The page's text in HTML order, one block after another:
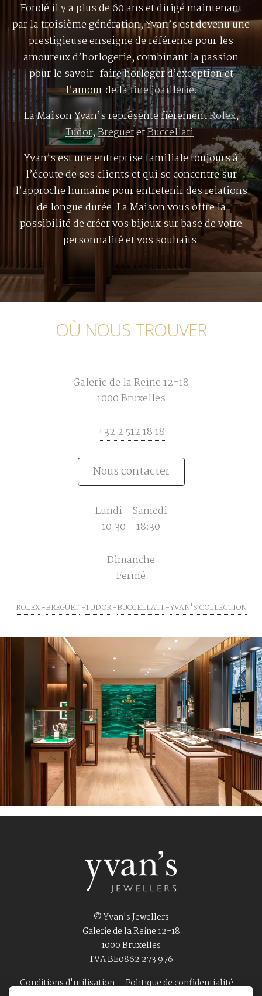
Fondé il y a plus de 60 ans et dirigé maintenant
par la troisième génération, Yvan’s est devenu une
prestigieuse enseigne de référence pour les
amoureux d’horlogerie, combinant la passion
pour le savoir-faire horloger d’exception et
l’amour de lafine joaillerie.
La Maison Yvan’s représente fièrementRolex,
Tudor,BreguetetBuccellati.
Yvan’s est une entreprise familiale toujours à
l’écoute de ses clients et qui se concentre sur
l’approche humaine pour entretenir des relations
de longue durée. La Maison vous offre la
possibilité de créer vos bijoux sur base de votre
personnalité et vos souhaits.
OÙ NOUS TROUVER
Galerie de la Reine 12-18
1000 Bruxelles
+32 2 512 18 18
Nous contacter
Lundi - Samedi
10:30 - 18:30
Dimanche
Fermé
ROLEX BREGUET TUDOR BUCCELLATI YVAN'S COLLECTION
© Yvan's Jewellers
Galerie de la Reine 12-18
1000 Bruxelles
TVA BE0862 273 976
Conditions d'utilisation
Politique de confidentialité